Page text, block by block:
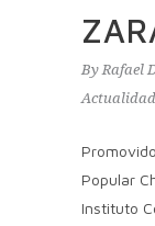
By Rafael
Actualidad
Popular
Instituto